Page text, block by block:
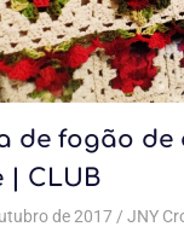
,Coleção
de fogão de
| CLUB
de 2017 JNY